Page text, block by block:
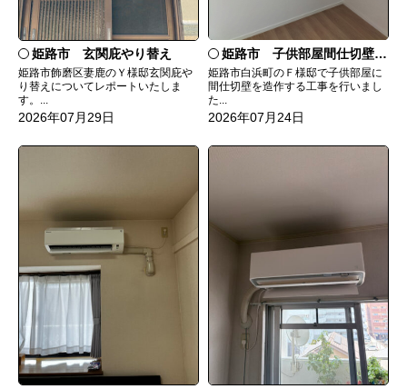
姫路市 玄関庇やり替え
姫路市飾磨区妻鹿のＹ様邸玄関庇や
り替えについてレポートいたしま
す。...
2026年07月29日
姫路市 子供部屋間仕切壁造作
姫路市白浜町のＦ様邸で子供部屋に
間仕切壁を造作する工事を行いまし
た...
2026年07月24日